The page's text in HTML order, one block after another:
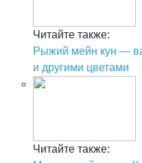
Читайте также:
Рыжий мейн кун —
и другими цветами
Читайте также: